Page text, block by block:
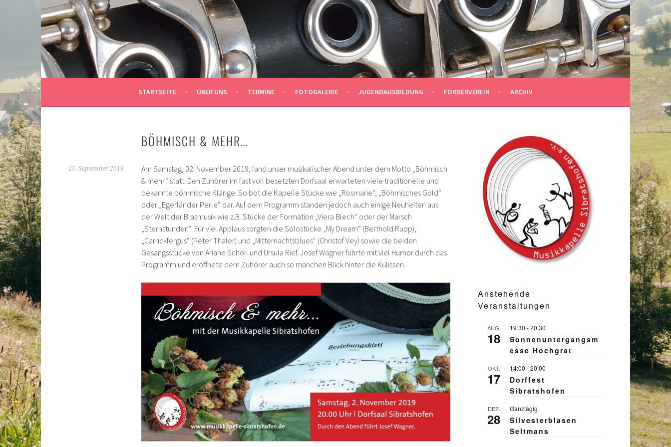
Springe
zum
Inhalt
MUSIKKAPELLE SIBRATSHOFEN E.V.
STARTSEITE ÜBER UNS TERMINE FOTOGALERIE JUGENDAUSBILDUNG FÖRDERVEREIN ARCHIV
BÖHMISCH & MEHR…
25. September 2019
Am Samstag, 02. November 2019, fand unser musikalischer Abend unter dem Motto „Böhmisch
& mehr“ statt. Den Zuhörer im fast voll besetzten Dorfsaal erwarteten viele traditionelle und
bekannte böhmische Klänge. So bot die Kapelle Stücke wie „Rosmarie“, „Böhmisches Gold“
oder „Egerländer Perle“ dar. Auf dem Programm standen jedoch auch einige Neuheiten aus
der Welt der Blasmusik wie z.B. Stücke der Formation „Viera Blech“ oder der Marsch
„Sternstunden“. Für viel Applaus sorgten die Solostücke „My Dream“ (Berthold Rupp),
„Carrickfergus“ (Peter Thaler) und „Mitternachtsblues“ (Christof Vey) sowie die beiden
Gesangsstücke von Ariane Schöll und Ursula Rief. Josef Wagner führte mit viel Humor durch das
Programm und eröffnete dem Zuhörer auch so manchen Blick hinter die Kulissen.
Anstehende
Veranstaltungen
AUG.
18
19:30 -20:30
Sonnenuntergangsm
esse Hochgrat
OKT.
17
14:00 -20:00
Dorffest
Sibratshofen
DEZ.
28
Ganztägig
Silvesterblasen
Seltmans